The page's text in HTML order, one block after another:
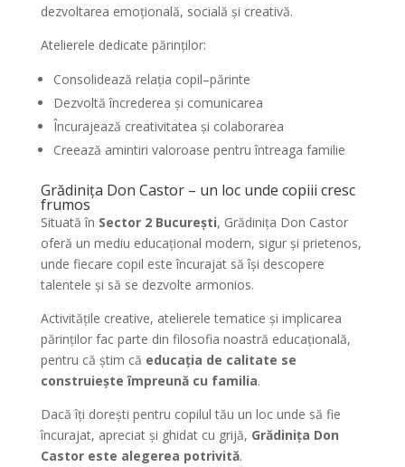
dezvoltarea emoțională, socială și creativă.
Atelierele dedicate părinților:
Consolidează relația copil–părinte
Dezvoltă încrederea și comunicarea
Încurajează creativitatea și colaborarea
Creează amintiri valoroase pentru întreaga familie
Grădinița Don Castor – un loc unde copiii cresc
frumos
Situată în Sector 2 București, Grădinița Don Castor
oferă un mediu educațional modern, sigur și prietenos,
unde fiecare copil este încurajat să își descopere
talentele și să se dezvolte armonios.
Activitățile creative, atelierele tematice și implicarea
părinților fac parte din filosofia noastră educațională,
pentru că știm că educația de calitate se
construiește împreună cu familia.
Dacă îți dorești pentru copilul tău un loc unde să fie
încurajat, apreciat și ghidat cu grijă, Grădinița Don
Castor este alegerea potrivită.